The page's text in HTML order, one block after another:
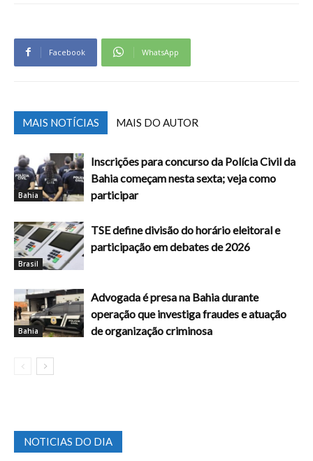
Facebook WhatsApp
MAIS NOTÍCIAS MAIS DO AUTOR
Bahia
Inscrições para concurso da Polícia Civil da
Bahia começam nesta sexta; veja como
participar
Brasil
TSE define divisão do horário eleitoral e
participação em debates de 2026
Bahia
Advogada é presa na Bahia durante
operação que investiga fraudes e atuação
de organização criminosa
NOTICIAS DO DIA